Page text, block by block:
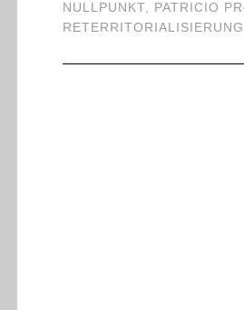
NULLPUNKT, PATRICIO
RETERRITORIALISIERUNG